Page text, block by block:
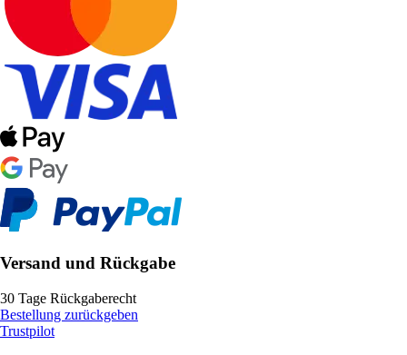
Versand und Rückgabe
30 Tage Rückgaberecht
Bestellung zurückgeben
Trustpilot